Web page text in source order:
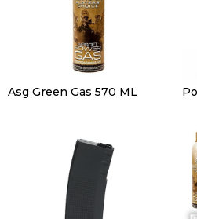
Asg Green Gas 570 ML